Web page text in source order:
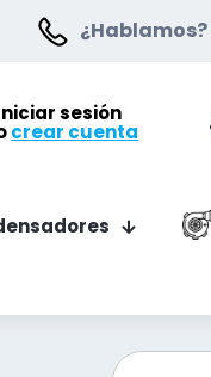
¿Hablamos?
sesión
crear cuenta